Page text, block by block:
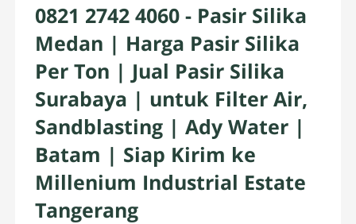
0821 2742 4060 - Pasir Silika
Medan | Harga Pasir Silika
Per Ton | Jual Pasir Silika
Surabaya | untuk Filter Air,
Sandblasting | Ady Water |
Batam | Siap Kirim ke
Millenium Industrial Estate
Tangerang